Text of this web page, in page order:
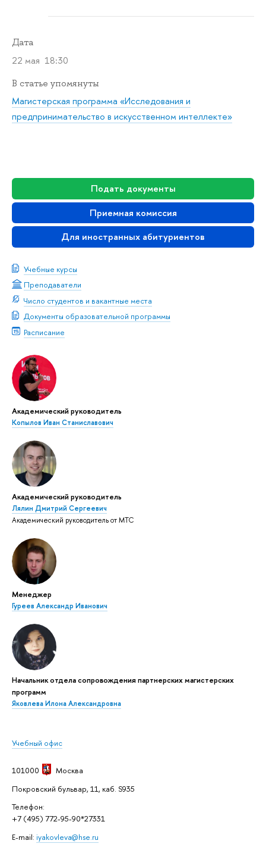
Подать документы
Приемная комиссия
Для иностранных абитуриентов
Учебные курсы
Преподаватели
Число студентов и вакантные места
Документы образовательной программы
Расписание
Академический руководитель
Копылов Иван Станиславович
Академический руководитель
Лялин Дмитрий Сергеевич
Академический руководитель от МТС
Менеджер
Гуреев Александр Иванович
Начальник отдела сопровождения партнерских магистерских
программ
Яковлева Илона Александровна
Учебный офис
101000
Москва
Покровский бульвар, 11, каб. S935
Телефон:
+7 (495) 772-95-90*27331
E-mail: iyakovleva@hse.ru
Дата
22 мая 18:30
В статье упомянуты
Магистерская программа «Исследования и
предпринимательство в искусственном интеллекте»